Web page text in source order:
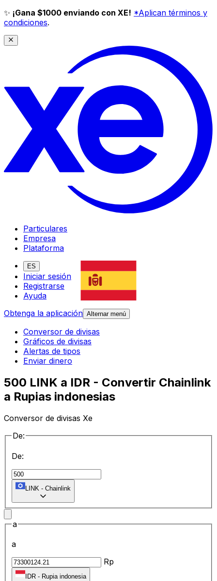
✨ ¡Gana $1000 enviando con XE! *Aplican términos y
condiciones.
Particulares
Empresa
Plataforma
ES
Iniciar sesión
Registrarse
Ayuda
Obtenga la aplicación Alternar menú
Conversor de divisas
Gráficos de divisas
Alertas de tipos
Enviar dinero
500 LINK a IDR - Convertir Chainlink
a Rupias indonesias
Conversor de divisas Xe
De:
De:
LINK - Chainlink
a
a
Rp
IDR - Rupia indonesia